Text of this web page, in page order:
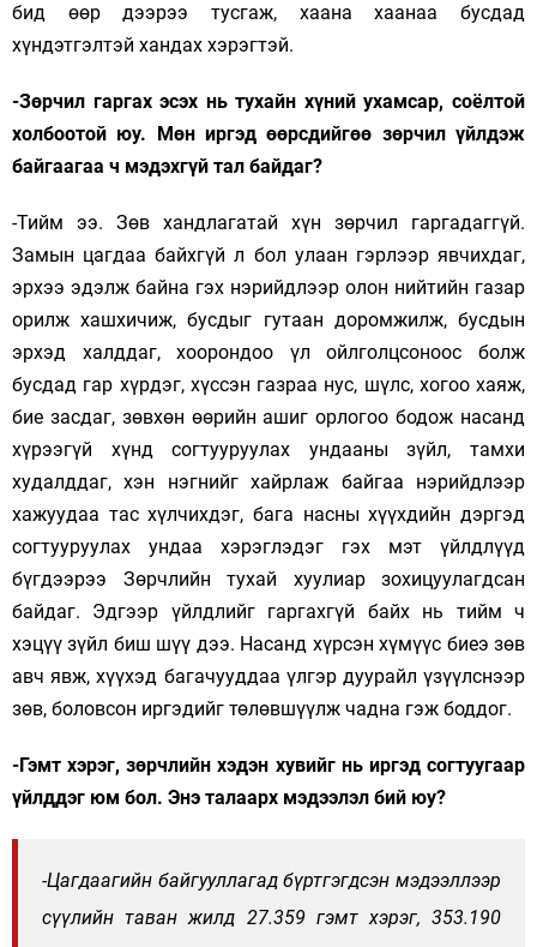
бид өөр дээрээ тусгаж, хаана хаанаа бусдад
хүндэтгэлтэй хандах хэрэгтэй.
-Зөрчил гаргах эсэх нь тухайн хүний ухамсар, соёлтой
холбоотой юу. Мөн иргэд өөрсдийгөө зөрчил үйлдэж
байгаагаа ч мэдэхгүй тал байдаг?
-Тийм ээ. Зөв хандлагатай хүн зөрчил гаргадаггүй.
Замын цагдаа байхгүй л бол улаан гэрлээр явчихдаг,
эрхээ эдэлж байна гэх нэрийдлээр олон нийтийн газар
орилж хашхичиж, бусдыг гутаан доромжилж, бусдын
эрхэд халддаг, хоорондоо үл ойлголцсоноос болж
бусдад гар хүрдэг, хүссэн газраа нус, шүлс, хогоо хаяж,
бие засдаг, зөвхөн өөрийн ашиг орлогоо бодож насанд
хүрээгүй хүнд согтууруулах ундааны зүйл, тамхи
худалддаг, хэн нэгнийг хайрлаж байгаа нэрийдлээр
хажуудаа тас хүлчихдэг, бага насны хүүхдийн дэргэд
согтууруулах ундаа хэрэглэдэг гэх мэт үйлдлүүд
бүгдээрээ Зөрчлийн тухай хуулиар зохицуулагдсан
байдаг. Эдгээр үйлдлийг гаргахгүй байх нь тийм ч
хэцүү зүйл биш шүү дээ. Насанд хүрсэн хүмүүс биеэ зөв
авч явж, хүүхэд багачууддаа үлгэр дуурайл үзүүлснээр
зөв, боловсон иргэдийг төлөвшүүлж чадна гэж боддог.
-Гэмт хэрэг, зөрчлийн хэдэн хувийг нь иргэд согтуугаар
үйлддэг юм бол. Энэ талаарх мэдээлэл бий юу?
-Цагдаагийн байгууллагад бүртгэгдсэн мэдээллээр
сүүлийн таван жилд 27.359 гэмт хэрэг, 353.190